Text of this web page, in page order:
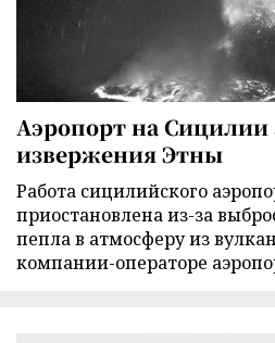
Аэропорт на Сицилии
извержения Этны
Работа сицилийского
приостановлена из-за
пепла в атмосферу из
компании-операторе